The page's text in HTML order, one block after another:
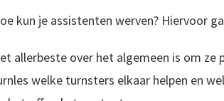
kun je assistenten werven? Hiervoor
allerbeste over het algemeen is om ze
welke turnsters elkaar helpen en